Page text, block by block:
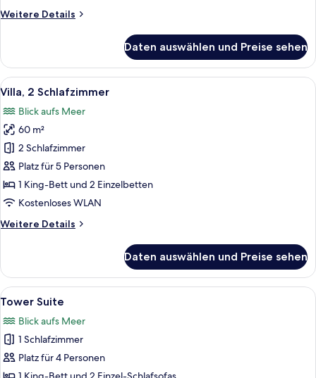
Weitere Details
Weitere
2 Schlafzimmer,
Annex
Daten auswählen und Preise sehen
Alle
Fotos
für
Villa,
2
Schlafzimmer
anzeigen
Eine Terrasse mit Meerblick, einer
12
Villa, 2 Schlafzimmer
Blick aufs Meer
60 m²
2 Schlafzimmer
Platz für 5 Personen
1 King-Bett und 2 Einzelbetten
Kostenloses WLAN
Weitere Details
Weitere
2
Schlafzimmer
Daten auswählen und Preise sehen
Alle
Fotos
für
Tower
Suite
anzeigen
Ein modernes Wohnzimmer mit
6
Tower Suite
Blick aufs Meer
1 Schlafzimmer
Platz für 4 Personen